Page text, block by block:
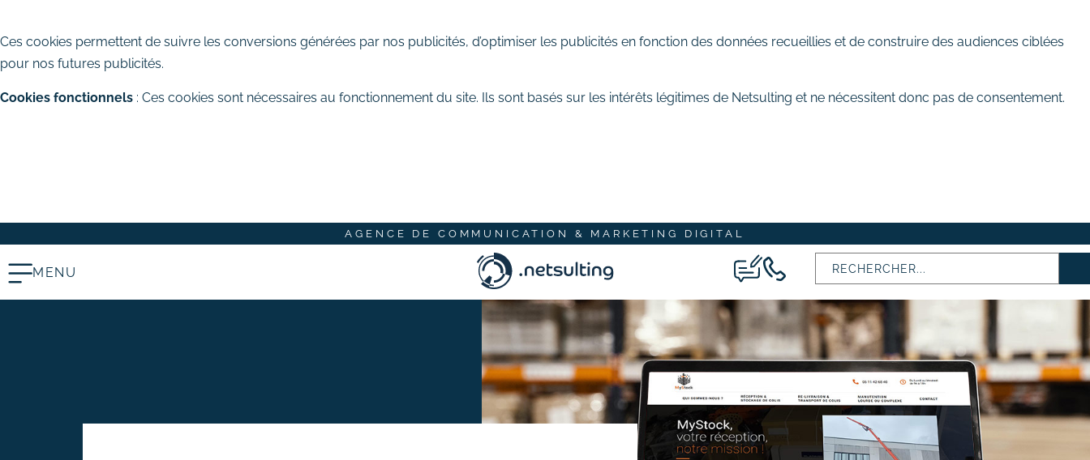
Ces cookies permettent de suivre les conversions générées par nos publicités, d’optimiser les publicités en fonction des données recueillies et de construire des audiences ciblées
pour nos futures publicités.
Cookies fonctionnels : Ces cookies sont nécessaires au fonctionnement du site. Ils sont basés sur les intérêts légitimes de Netsulting et ne nécessitent donc pas de consentement.
AGENCE DE COMMUNICATION & MARKETING DIGITAL
# Référencement naturel (SEO)
# Community management
Création graphique
# Graphisme print
# Webdesign
MENU